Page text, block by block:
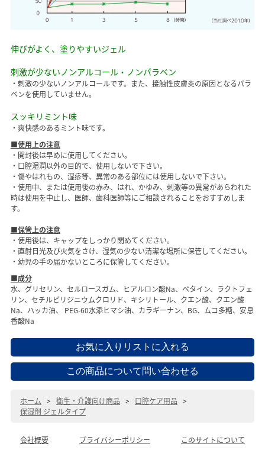
伸びがよく、塗りやすいジェル
刺激が少ないノンアルコール・ノンパラベン
・刺激の少ないノンアルコールです。また、接触性皮膚炎の原因となるパラ
ベンを使用していません。
スッキリミント味
・爽快感のあるミント味です。
■使用上の注意
・開封後は早めに使用してください。
・口腔湿潤以外の目的で、使用しないで下さい。
・傷やはれもの、湿疹等、異常のある部位には使用しないで下さい。
・使用中、または使用後の赤み、はれ、かゆみ、刺激等の異常があらわれた
時は使用を中止し、医師、歯科医師等にご相談されることをおすすめしま
す。
■保管上の注意
・使用後は、キャップをしっかり閉めてください。
・直射日光及び火気をさけ、湿気の少ない清潔な場所に保管してください。
・幼児の手の届かないところに保管してください。
■成分
水、グリセリン、セルロースガム、ヒアルロン酸Na、ベタイン、ラクトフェ
リン、セチルピリジニウムクロリド、キシリトール、クエン酸、クエン酸
Na、ハッカ油、 PEG-60水添ヒマシ油、カラギーナン、BG、ムコ多糖、安息
香酸Na
ホーム > 衛生・介護向け商品 > 口腔ケア用品 >
保湿剤 ジェルタイプ
会社概要 プライバシーポリシー このサイトについて